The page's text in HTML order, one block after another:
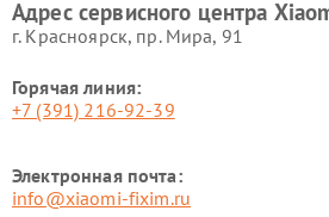
Адрес сервисного центра
г. Красноярск, ​пр. Мира, 91
Горячая линия:
+7 (391) 216-92-39
Электронная почта:
info@xiaomi-fixim.ru